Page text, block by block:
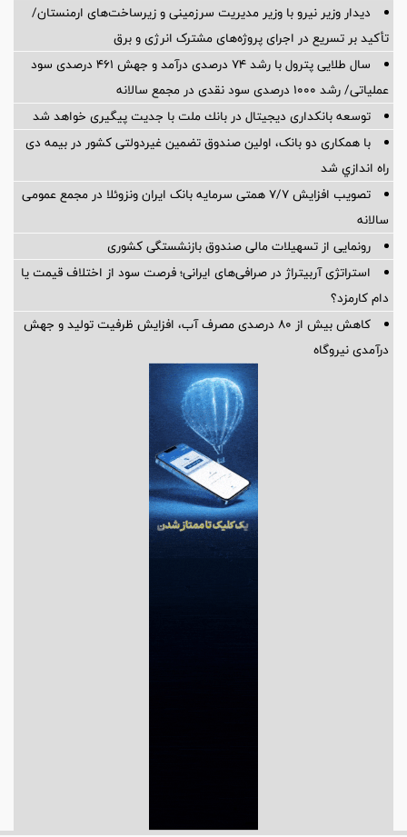
دیدار وزیر نیرو با وزیر مدیریت سرزمینی و زیرساخت‌های ارمنستان/
تأکید بر تسریع در اجرای پروژه‌های مشترک انرژی و برق
سال طلایی پترول با رشد ۷۴ درصدی درآمد و جهش ۴۶۱ درصدی سود
عملیاتی/ رشد ۱۰۰۰ درصدی سود نقدی در مجمع سالانه
توسعه بانكداری دیجیتال در بانك ملت با جدیت پیگیری خواهد شد ‌
با همکاری دو بانک، اولین صندوق تضمین غیردولتی کشور در بیمه دی
راه اندازي شد
تصویب افزایش ۷/۷ همتی سرمایه بانک ایران ونزوئلا در مجمع عمومی
سالانه
رونمایی از تسهیلات مالی صندوق بازنشستگی کشوری
استراتژی آربیتراژ در صرافی‌های ایرانی؛ فرصت سود از اختلاف قیمت یا
دام کارمزد؟
کاهش بیش از ۸۰ درصدی مصرف آب، افزایش ظرفیت تولید و جهش
درآمدی نیروگاه